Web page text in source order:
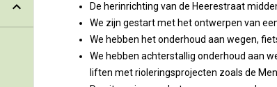
De herinrichting van de Heerestraat
We zijn gestart met het ontwerpen van
We hebben het onderhoud aan wegen,
We hebben achterstallig onderhoud aan
liften met rioleringsprojecten zoals de